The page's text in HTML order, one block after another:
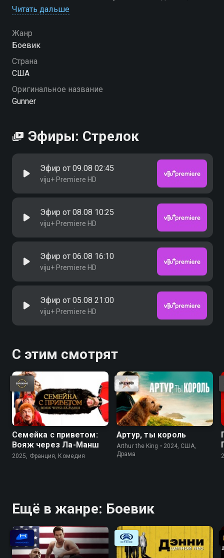
похищают сыновей мужчины, вынуждая того
Читать дальше
Жанр
Боевик
Страна
США
Оригинальное название
Gunner
Эфиры: Стрелок
Эфир от 09.08 02:45
viju+ Premiere HD
Эфир от 08.08 10:25
viju+ Premiere HD
Эфир от 06.08 16:10
viju+ Premiere HD
Эфир от 05.08 21:00
viju+ Premiere HD
С этим смотрят
Семейка с приветом:
Вояж через Ла-Манш
2025, Франция, Комедия
Артур, ты король
Arthur the King • 2024, США,
Драма
Ещё в жанре: Боевик